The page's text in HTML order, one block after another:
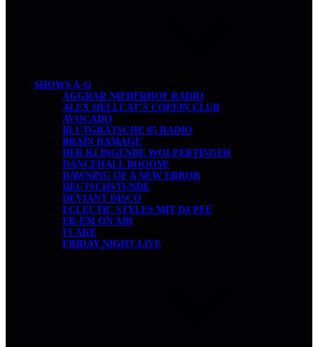
SHOWS A-G
AGGRAR NIEDERHOF RADIO
ALEX HELLCAT’S COFFIN CLUB
AVOCADO
BLUTGRÄTSCHE 05 RADIO
BRAIN DAMAGE
DER KLINGENDE WOLPERTINGER
DANCEHALL BOOOM!
DAWNING OF A NEW ERROR
DEUTSCHSTUNDE
DEVIANT DISCO
ECLECTIC STYLES MIT DJ PEE
ER-EM ON AIR
FLAKE
FRIDAY NIGHT LIVE